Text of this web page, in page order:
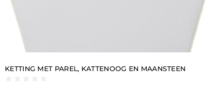
KETTING MET PAREL, KATTENOOG EN MAANSTEEN